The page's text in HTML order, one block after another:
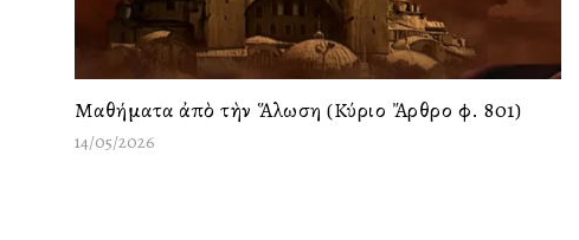
Μαθήματα ἀπὸ τὴν Ἅλωση (Κύριο Ἄρθρο φ. 801)
14/05/2026